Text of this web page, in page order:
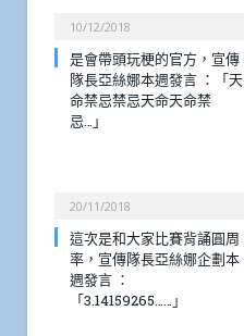
10/12/2018
是會帶頭玩梗的官方，宣傳
隊長亞絲娜本週發言 ：「天
命禁忌禁忌天命天命禁
忌…」
20/11/2018
這次是和大家比賽背誦圓周
率，宣傳隊長亞絲娜企劃本
週發言 ：
「3.14159265……」